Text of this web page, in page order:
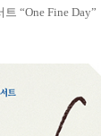
트 “One Fine Day”